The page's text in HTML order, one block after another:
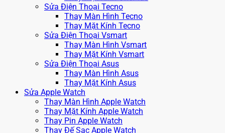
Sửa Điện Thoại Tecno
Thay Màn Hình Tecno
Thay Mặt Kính Tecno
Sửa Điện Thoại Vsmart
Thay Màn Hình Vsmart
Thay Mặt Kính Vsmart
Sửa Điện Thoại Asus
Thay Màn Hình Asus
Thay Mặt Kính Asus
Sửa Apple Watch
Thay Màn Hình Apple Watch
Thay Mặt Kính Apple Watch
Thay Pin Apple Watch
Thay Đế Sạc Apple Watch